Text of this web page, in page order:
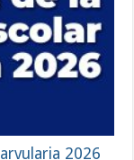
2026